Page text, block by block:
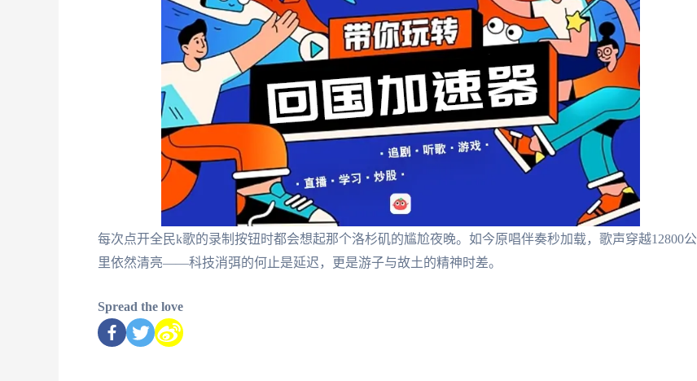
每次点开全民k歌的录制按钮时都会想起那个洛杉矶的尴尬夜晚。如今原唱伴奏秒加载，歌声穿越12800公
里依然清亮——科技消弭的何止是延迟，更是游子与故土的精神时差。
Spread the love